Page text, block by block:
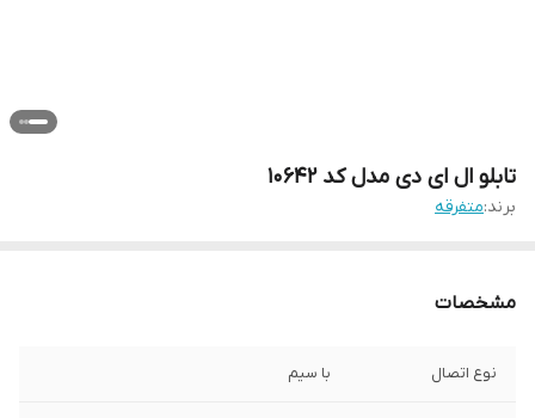
تابلو ال ای دی مدل کد 10642
برند:متفرقه
مشخصات
نوع اتصال با سیم